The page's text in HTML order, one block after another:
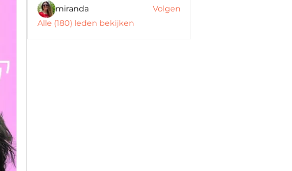
miranda
Volgen
Alle (180) leden bekijken